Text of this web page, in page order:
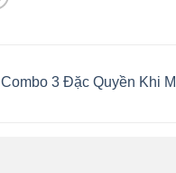
Combo 3 Đặc Quyền Khi